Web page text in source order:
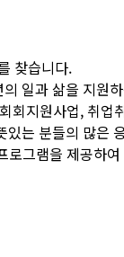
찾습니다.
일과 삶을 지원
지원사업, 취업
는 분들의 많은
그램을 제공하